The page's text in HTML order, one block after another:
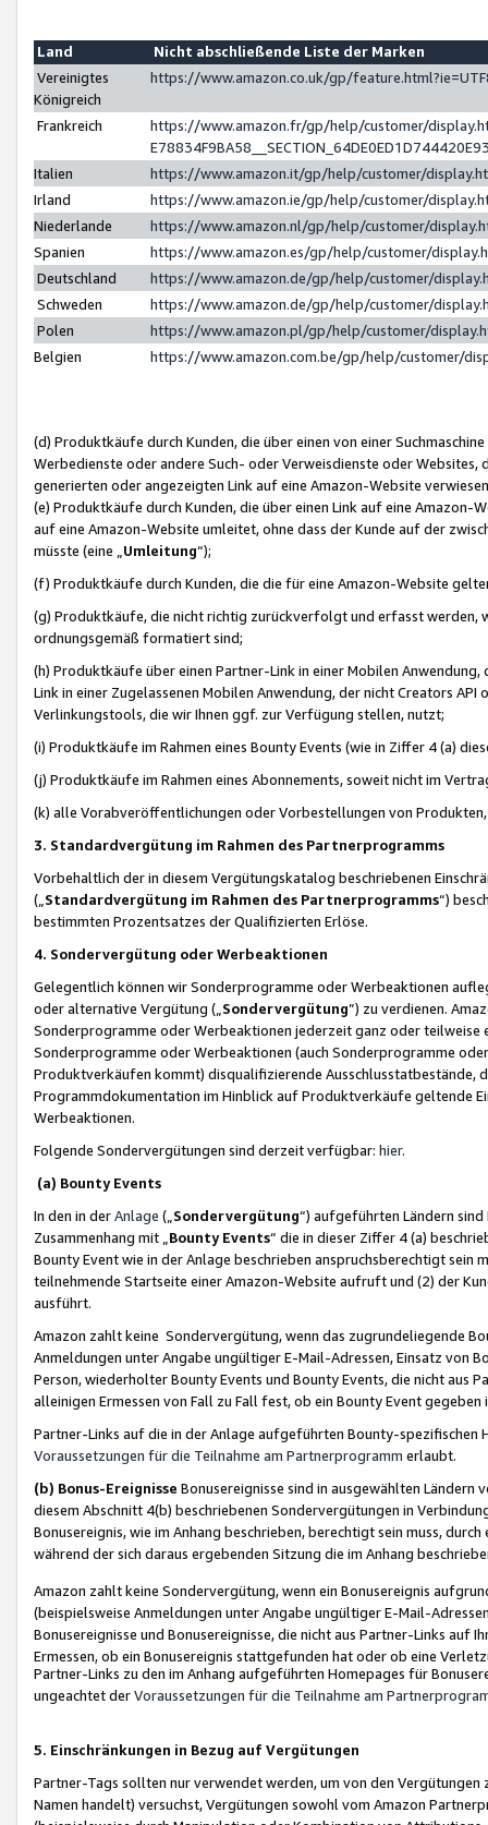
Land
Nicht abschließende Liste der Marken
Vereinigtes
Königreich
https://www.amazon.co.uk/gp/
Frankreich
https://www.amazon.fr/gp/help/customer/
Italien
https://www.amazon.it/gp/help/customer/
Irland
https://www.amazon.ie/gp/help/customer/
Niederlande
https://www.amazon.nl/gp/help/customer/
Spanien
https://www.amazon.es/gp/help/customer/
Deutschland
https://www.amazon.de/gp/help/customer/
Schweden
https://www.amazon.de/gp/help/customer/
Polen
https://www.amazon.pl/gp/help/customer/
Belgien
https://www.amazon.com.be/gp/help/customer/
(d) Produktkäufe durch Kunden, die über einen von einer
Werbedienste oder andere Such- oder Verweisdienste oder Websites,
generierten oder angezeigten Link auf eine Amazon-Website
(e) Produktkäufe durch Kunden, die über einen Link auf eine
auf eine Amazon-Website umleitet, ohne dass der Kunde auf der
müsste (eine „ Umleitung“);
(f) Produktkäufe durch Kunden, die die für eine Amazon-Website
(g) Produktkäufe, die nicht richtig zurückverfolgt und erfasst werden,
ordnungsgemäß formatiert sind;
(h) Produktkäufe über einen Partner-Link in einer Mobilen
Link in einer Zugelassenen Mobilen Anwendung, der nicht Creators
Verlinkungstools, die wir Ihnen ggf. zur Verfügung stellen, nutzt;
(i) Produktkäufe im Rahmen eines Bounty Events (wie in Ziffer 4 (a)
(j) Produktkäufe im Rahmen eines Abonnements, soweit nicht im
(k) alle Vorabveröffentlichungen oder Vorbestellungen von
3. Standardvergütung im Rahmen des Partnerprogramms
Vorbehaltlich der in diesem Vergütungskatalog beschriebenen
(„ Standardvergütung im Rahmen des Partnerprogramms“)
bestimmten Prozentsatzes der Qualifizierten Erlöse.
4. Sondervergütung oder Werbeaktionen
Gelegentlich können wir Sonderprogramme oder Werbeaktionen
oder alternative Vergütung („ Sondervergütung”) zu verdienen.
Sonderprogramme oder Werbeaktionen jederzeit ganz oder
Sonderprogramme oder Werbeaktionen (auch Sonderprogramme
Produktverkäufen kommt) disqualifizierende Ausschlusstatbestände,
Programmdokumentation im Hinblick auf Produktverkäufe geltende
Werbeaktionen.
Folgende Sondervergütungen sind derzeit verfügbar: hier.
(a) Bounty Events
In den in derAnlage („ Sondervergütung“) aufgeführten Ländern
Zusammenhang mit „ Bounty Events“ die in dieser Ziffer 4 (a)
Bounty Event wie in der Anlage beschrieben anspruchsberechtigt sein
teilnehmende Startseite einer Amazon-Website aufruft und (2) der
ausführt.
Amazon zahlt keine Sondervergütung, wenn das zugrundeliegende
Anmeldungen unter Angabe ungültiger E-Mail-Adressen, Einsatz von
Person, wiederholter Bounty Events und Bounty Events, die nicht
alleinigen Ermessen von Fall zu Fall fest, ob ein Bounty Event
Partner-Links auf die in der Anlage aufgeführten Bounty-spezifischen
Voraussetzungen für die Teilnahme am Partnerprogramm erlaubt.
(b) Bonus-Ereignisse Bonusereignisse sind in ausgewählten Ländern
diesem Abschnitt 4(b) beschriebenen Sondervergütungen in
Bonusereignis, wie im Anhang beschrieben, berechtigt sein muss,
während der sich daraus ergebenden Sitzung die im Anhang
Amazon zahlt keine Sondervergütung, wenn ein Bonusereignis
(beispielsweise Anmeldungen unter Angabe ungültiger E-Mail-
Bonusereignisse und Bonusereignisse, die nicht aus Partner-Links auf
Ermessen, ob ein Bonusereignis stattgefunden hat oder ob eine
Partner-Links zu den im Anhang aufgeführten Homepages für
ungeachtet derVoraussetzungen für die Teilnahme am
5. Einschränkungen in Bezug auf Vergütungen
Partner-Tags sollten nur verwendet werden, um von den
Namen handelt) versuchst, Vergütungen sowohl vom Amazon